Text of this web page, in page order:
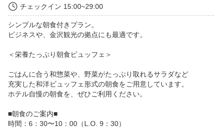
チェックイン 15:00~29:00
シンプルな朝食付きプラン。
ビジネスや、金沢観光の拠点にも最適です。
＜栄養たっぷり朝食ビュッフェ＞
ごはんに合う和惣菜や、野菜がたっぷり取れるサラダなど
充実した和洋ビュッフェ形式の朝食をご用意しています。
ホテル自慢の朝食を、ぜひご利用ください。
■朝食のご案内■
時間：6：30〜10：00（L.O. 9：30）